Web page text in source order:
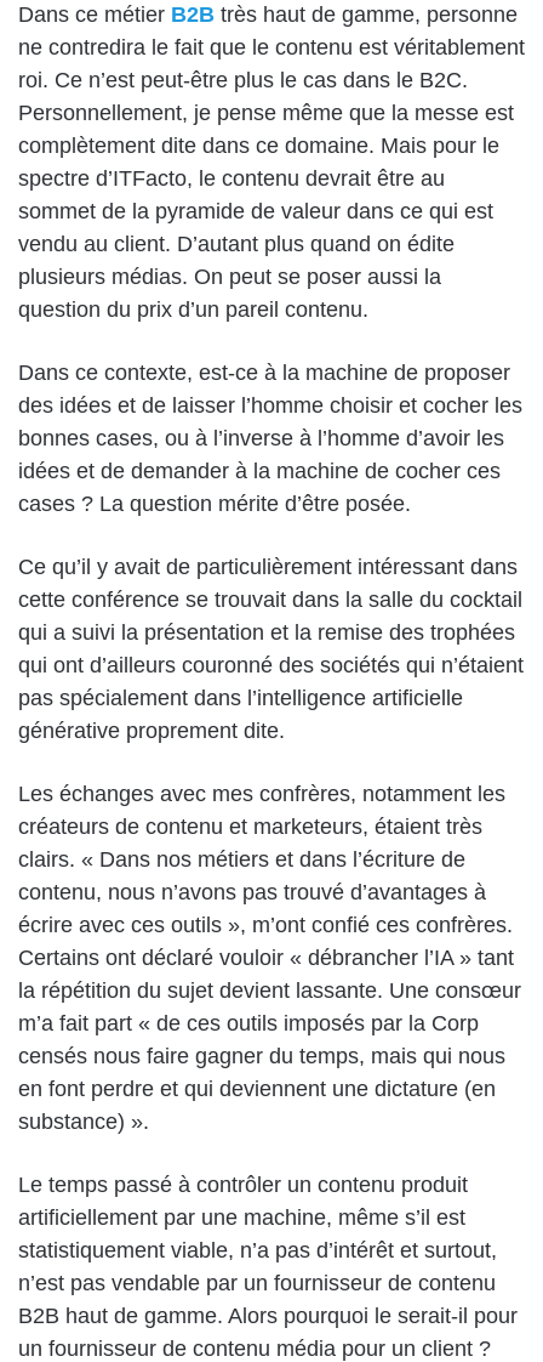
Dans ce métier B2B très haut de gamme, personne
ne contredira le fait que le contenu est véritablement
roi. Ce n’est peut-être plus le cas dans le B2C.
Personnellement, je pense même que la messe est
complètement dite dans ce domaine. Mais pour le
spectre d’ITFacto, le contenu devrait être au
sommet de la pyramide de valeur dans ce qui est
vendu au client. D’autant plus quand on édite
plusieurs médias. On peut se poser aussi la
question du prix d’un pareil contenu.
Dans ce contexte, est-ce à la machine de proposer
des idées et de laisser l’homme choisir et cocher les
bonnes cases, ou à l’inverse à l’homme d’avoir les
idées et de demander à la machine de cocher ces
cases ? La question mérite d’être posée.
Ce qu’il y avait de particulièrement intéressant dans
cette conférence se trouvait dans la salle du cocktail
qui a suivi la présentation et la remise des trophées
qui ont d’ailleurs couronné des sociétés qui n’étaient
pas spécialement dans l’intelligence artificielle
générative proprement dite.
Les échanges avec mes confrères, notamment les
créateurs de contenu et marketeurs, étaient très
clairs. « Dans nos métiers et dans l’écriture de
contenu, nous n’avons pas trouvé d’avantages à
écrire avec ces outils », m’ont confié ces confrères.
Certains ont déclaré vouloir « débrancher l’IA » tant
la répétition du sujet devient lassante. Une consœur
m’a fait part « de ces outils imposés par la Corp
censés nous faire gagner du temps, mais qui nous
en font perdre et qui deviennent une dictature (en
substance) ».
Le temps passé à contrôler un contenu produit
artificiellement par une machine, même s’il est
statistiquement viable, n’a pas d’intérêt et surtout,
n’est pas vendable par un fournisseur de contenu
B2B haut de gamme. Alors pourquoi le serait-il pour
un fournisseur de contenu média pour un client ?